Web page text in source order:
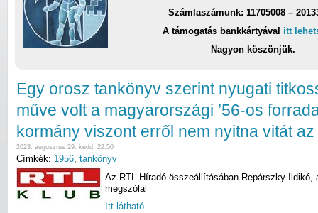
Számlaszámunk: 11705008 –
A támogatás bankkártyával itt
Nagyon köszönjük.
Egy orosz tankönyv szerint nyugati
műve volt a magyarországi ’56-os
kormány viszont erről nem nyitna vitát
2023. augusztus 29. kedd, 22:50
Címkék: 1956, tankönyv
Az RTL Híradó összeállításában Repárszky Ildikó,
megszólal
Itt látható